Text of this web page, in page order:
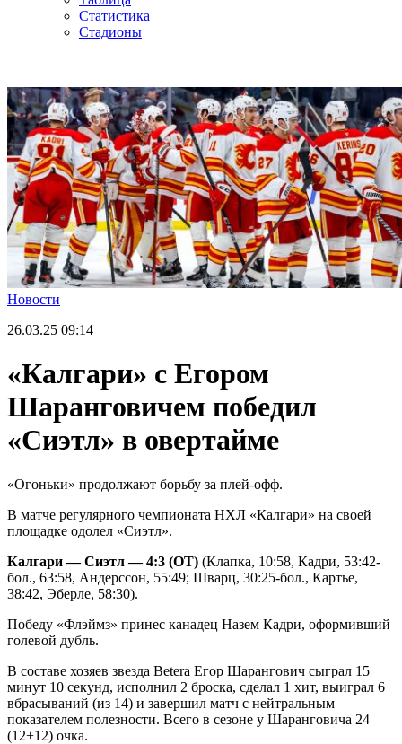
Статистика
Стадионы
Новости
26.03.25 09:14
«Калгари» с Егором
Шаранговичем победил
«Сиэтл» в овертайме
«Огоньки» продолжают борьбу за плей-офф.
В матче регулярного чемпионата НХЛ «Калгари» на своей
площадке одолел «Сиэтл».
Калгари — Сиэтл — 4:3 (ОТ) (Клапка, 10:58, Кадри, 53:42-
бол., 63:58, Андерссон, 55:49; Шварц, 30:25-бол., Картье,
38:42, Эберле, 58:30).
Победу «Флэймз» принес канадец Назем Кадри, оформивший
голевой дубль.
В составе хозяев звезда Betera Егор Шарангович сыграл 15
минут 10 секунд, исполнил 2 броска, сделал 1 хит, выиграл 6
вбрасываний (из 14) и завершил матч с нейтральным
показателем полезности. Всего в сезоне у Шаранговича 24
(12+12) очка.